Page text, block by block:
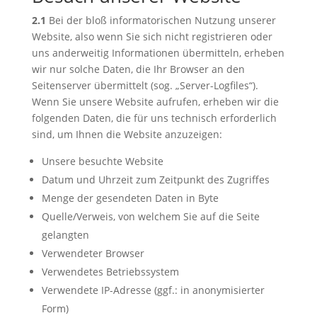
2.1 Bei der bloß informatorischen Nutzung unserer
Website, also wenn Sie sich nicht registrieren oder
uns anderweitig Informationen übermitteln, erheben
wir nur solche Daten, die Ihr Browser an den
Seitenserver übermittelt (sog. „Server-Logfiles“).
Wenn Sie unsere Website aufrufen, erheben wir die
folgenden Daten, die für uns technisch erforderlich
sind, um Ihnen die Website anzuzeigen:
Unsere besuchte Website
Datum und Uhrzeit zum Zeitpunkt des Zugriffes
Menge der gesendeten Daten in Byte
Quelle/Verweis, von welchem Sie auf die Seite
gelangten
Verwendeter Browser
Verwendetes Betriebssystem
Verwendete IP-Adresse (ggf.: in anonymisierter
Form)